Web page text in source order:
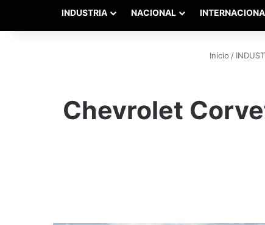
INDUSTRIA NACIONAL
Inicio /
Chevrolet